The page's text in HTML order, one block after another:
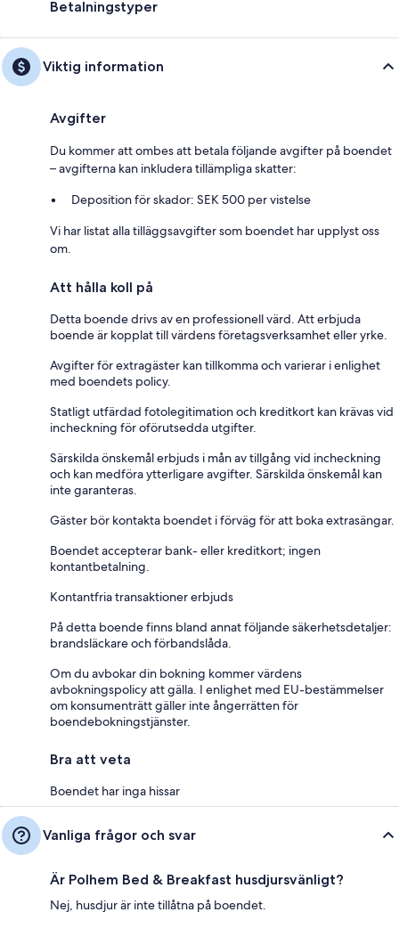
Betalningstyper
Viktig information
Avgifter
Du kommer att ombes att betala följande avgifter på boendet
– avgifterna kan inkludera tillämpliga skatter:
Deposition för skador: SEK 500 per vistelse
Vi har listat alla tilläggsavgifter som boendet har upplyst oss
om.
Att hålla koll på
Detta boende drivs av en professionell värd. Att erbjuda
boende är kopplat till värdens företagsverksamhet eller yrke.
Avgifter för extragäster kan tillkomma och varierar i enlighet
med boendets policy.
Statligt utfärdad fotolegitimation och kreditkort kan krävas vid
incheckning för oförutsedda utgifter.
Särskilda önskemål erbjuds i mån av tillgång vid incheckning
och kan medföra ytterligare avgifter. Särskilda önskemål kan
inte garanteras.
Gäster bör kontakta boendet i förväg för att boka extrasängar.
Boendet accepterar bank- eller kreditkort; ingen
kontantbetalning.
Kontantfria transaktioner erbjuds
På detta boende finns bland annat följande säkerhetsdetaljer:
brandsläckare och förbandslåda.
Om du avbokar din bokning kommer värdens
avbokningspolicy att gälla. I enlighet med EU-bestämmelser
om konsumenträtt gäller inte ångerrätten för
boendebokningstjänster.
Bra att veta
Boendet har inga hissar
Vanliga frågor och svar
Är Polhem Bed & Breakfast husdjursvänligt?
Nej, husdjur är inte tillåtna på boendet.